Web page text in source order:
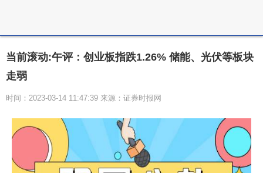
当前滚动:午评：创业板指跌1.26% 储能、光伏等板块
走弱
时间：2023-03-14 11:47:39 来源：证券时报网